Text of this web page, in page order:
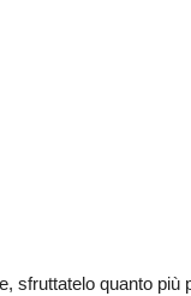
sfruttatelo quanto più